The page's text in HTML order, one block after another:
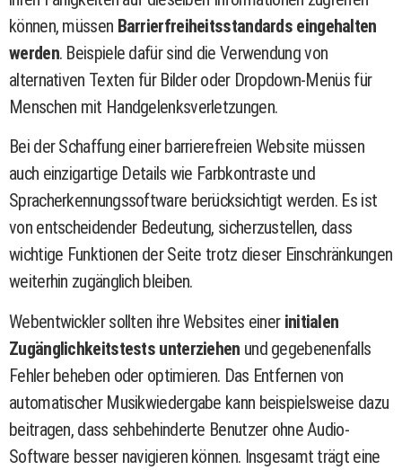
können, müssen Barrierfreiheitsstandards eingehalten
werden. Beispiele dafür sind die Verwendung von
alternativen Texten für Bilder oder Dropdown-Menüs für
Menschen mit Handgelenksverletzungen.
Bei der Schaffung einer barrierefreien Website müssen
auch einzigartige Details wie Farbkontraste und
Spracherkennungssoftware berücksichtigt werden. Es ist
von entscheidender Bedeutung, sicherzustellen, dass
wichtige Funktionen der Seite trotz dieser Einschränkungen
weiterhin zugänglich bleiben.
Webentwickler sollten ihre Websites einer initialen
Zugänglichkeitstests unterziehen und gegebenenfalls
Fehler beheben oder optimieren. Das Entfernen von
automatischer Musikwiedergabe kann beispielsweise dazu
beitragen, dass sehbehinderte Benutzer ohne Audio-
Software besser navigieren können. Insgesamt trägt eine